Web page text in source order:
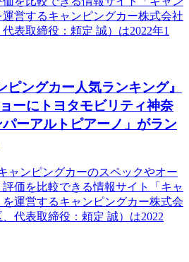
営するキャンピングカー株式会社
表取締役：頼定 誠）は2022年1
ピングカー人気ランキング』
ーにトヨタモビリティ神奈
ーアルトピアーノ」がラン
ャンピングカーのスペックやオー
価を比較できる情報サイト「キャ
運営するキャンピングカー株式会
代表取締役：頼定 誠）は2022